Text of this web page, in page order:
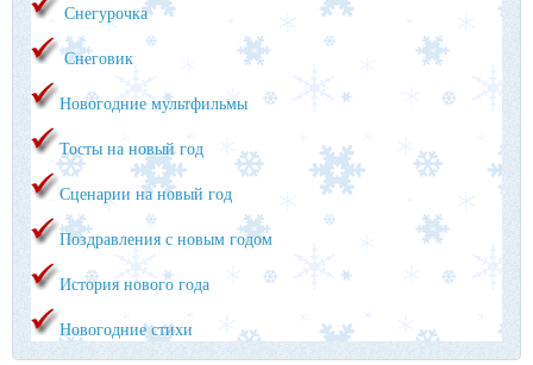
Снегурочка
Снеговик
Новогодние мультфильмы
Тосты на новый год
Сценарии на новый год
Поздравления с новым годом
История нового года
Новогодние стихи